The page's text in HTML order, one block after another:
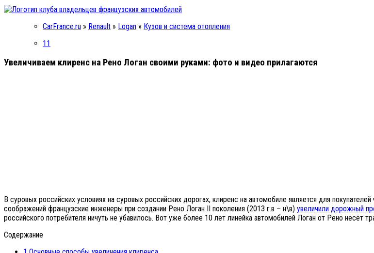
CarFrance.ru » Renault » Logan » Кузов и система отопления
11
Увеличиваем клиренс на Рено Логан своими руками: фото и видео прилагаются
В суровых российских условиях на суровых российских дорогах, клиренс на автомобиле является для
соображений французские инженеры при создании Рено Логан II поколения (2013 г.в – н\в) увеличили дорожный
российского потребителя ничуть не убавилось. Вот уже более 10 лет линейка автомобилей Логан от Рено несёт
Содержание